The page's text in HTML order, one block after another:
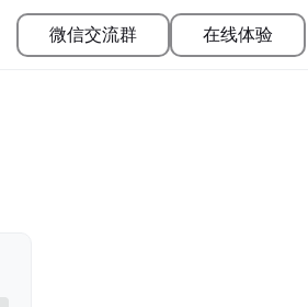
微信交流群 在线体验